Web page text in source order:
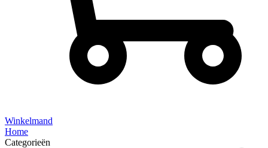
Winkelmand
Home
Categorieën